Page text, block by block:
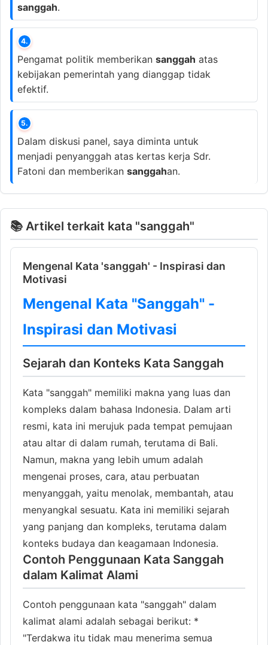
sanggah.
4.
Pengamat politik memberikan sanggah atas
kebijakan pemerintah yang dianggap tidak
efektif.
5.
Dalam diskusi panel, saya diminta untuk
menjadi penyanggah atas kertas kerja Sdr.
Fatoni dan memberikan sanggahan.
📚 Artikel terkait kata "sanggah"
Mengenal Kata 'sanggah' - Inspirasi dan
Motivasi
Mengenal Kata "Sanggah" -
Inspirasi dan Motivasi
Sejarah dan Konteks Kata Sanggah
Kata "sanggah" memiliki makna yang luas dan
kompleks dalam bahasa Indonesia. Dalam arti
resmi, kata ini merujuk pada tempat pemujaan
atau altar di dalam rumah, terutama di Bali.
Namun, makna yang lebih umum adalah
mengenai proses, cara, atau perbuatan
menyanggah, yaitu menolak, membantah, atau
menyangkal sesuatu. Kata ini memiliki sejarah
yang panjang dan kompleks, terutama dalam
konteks budaya dan keagamaan Indonesia.
Contoh Penggunaan Kata Sanggah
dalam Kalimat Alami
Contoh penggunaan kata "sanggah" dalam
kalimat alami adalah sebagai berikut: *
"Terdakwa itu tidak mau menerima semua